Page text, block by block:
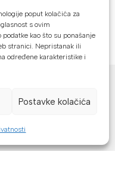
poput kolačića za
s ovim
kao što su ponašanje
stranici. Nepristanak ili
određene karakteristike i
Postavke kolačića
možete platiti:
jednokratno ili do